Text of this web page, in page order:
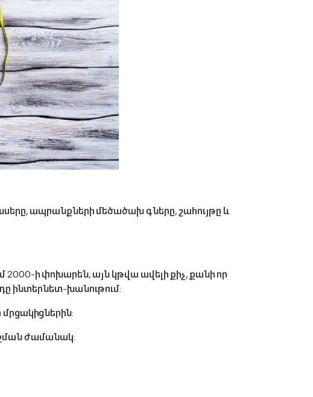
ապրանքների մեծածախ գները, շահույթը և
ի փոխարեն, այն կթվա ավելի քիչ, քանի որ
ինտերնետ-խանութում:
ժամանակ: